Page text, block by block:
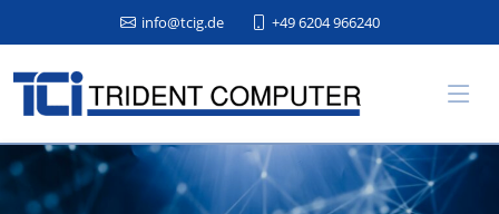
info@tcig.de +49 6204 966240